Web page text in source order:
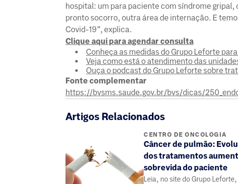
hospital: um para paciente com síndrome
pronto socorro, outra área de internação. E
Covid-19”, explica.
Clique aqui para agendar consulta
Conheça as medidas do Grupo Leforte
Veja como está o atendimento das
Ouça o podcast do Grupo Leforte sobre
Fonte complementar
https://bvsms.saude.gov.br/bvs/dicas/
Artigos Relacionados
CENTRO DE ONCOLOGIA
Câncer de pulmão:
dos tratamentos
sobrevida do paciente
Leia, no site do Grupo Leforte,